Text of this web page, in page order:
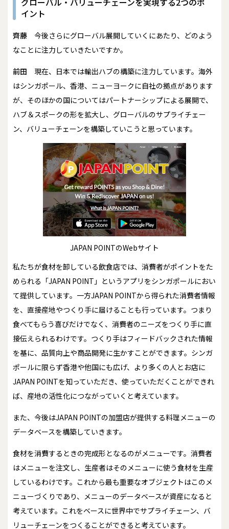
イント
齊藤 今後さらにグローバル展開していくにあたり、どのよう
なことに注力していきたいですか。
前田 現在、日本では輸出ハブの構築に注力しています。海外
はシンガポール、香港、ニューヨークに自社の拠点があります
が、そのほかの国についてはパートナーシップによる展開で、
ハブ＆スポークの形を拡大し、グローバルのサプライチェー
ン、バリューチェーンを構築していこうと思っています。
JAPAN POINTのWebサイト
私たちが食材を卸している飲食店では、消費者がポイントをた
められる「JAPAN POINT」というアプリをシンガポールにおい
て提供しています。一方JAPAN POINTから得られた消費者情報
を、直接産地やつくり手に届けることも行っています。つまり
食べてもらう喜びだけでなく、消費者のニーズをつくり手に直
接伝えられるわけです。つくり手はフィードバックされた情報
を基に、品質向上や商品開発に生かすことができます。シンガ
ポールに限らず香港や他国にも広げ、より多くの人とお店に
JAPAN POINTを知っていただき、使っていただくことができれ
ば、産地の活性化につながっていくと考えています。
また、今後はJAPAN POINTの加盟店が提供する料理メニューの
データベースを構築していきます。
食材を消費するときの完成形となるのがメニューです。消費者
はメニューを注文し、生産者はそのメニューに使う食材を生産
しているわけです。これから最も重要なオブジェクトはこのメ
ニューづくりであり、メニューのデータベースが資産になると
考えています。これをベースに世界中でサプライチェーン、バ
リューチェーンをつくることができると考えています。